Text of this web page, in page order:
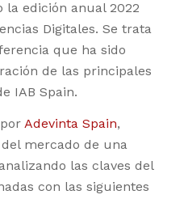
la edición anual 2022
Digitales. Se trata
que ha sido
de las principales
IAB Spain.
Adevinta Spain,
mercado de una
las claves del
con las siguientes